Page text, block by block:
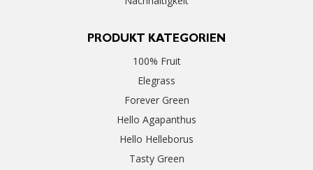
PRODUKT KATEGORIEN
100% Fruit
Elegrass
Forever Green
Hello Agapanthus
Hello Helleborus
Tasty Green